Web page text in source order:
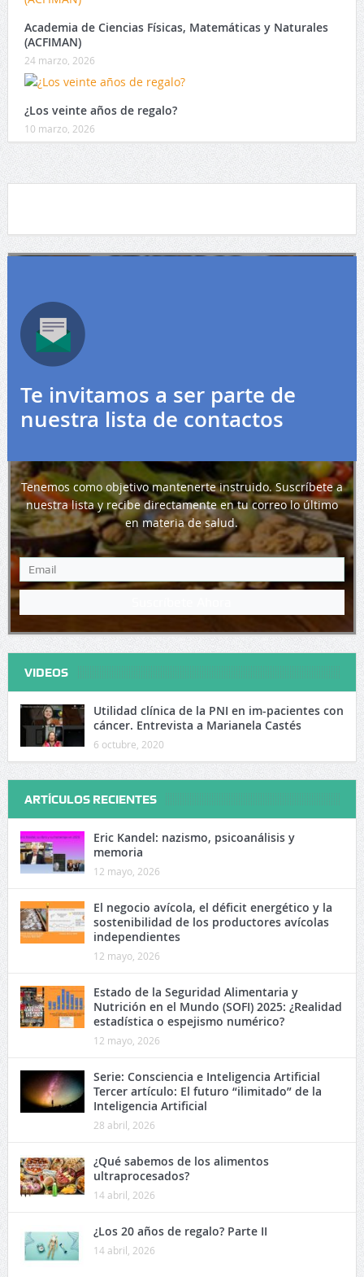
Academia de Ciencias Físicas, Matemáticas y Naturales
(ACFIMAN)
24 marzo, 2026
¿Los veinte años de regalo?
10 marzo, 2026
Te invitamos a ser parte de
nuestra lista de contactos
Tenemos como objetivo mantenerte instruido. Suscríbete a
nuestra lista y recibe directamente en tu correo lo último
en materia de salud.
VIDEOS
Utilidad clínica de la PNI en im-pacientes con
cáncer. Entrevista a Marianela Castés
6 octubre, 2020
ARTÍCULOS RECIENTES
Eric Kandel: nazismo, psicoanálisis y
memoria
12 mayo, 2026
El negocio avícola, el déficit energético y la
sostenibilidad de los productores avícolas
independientes
12 mayo, 2026
Estado de la Seguridad Alimentaria y
Nutrición en el Mundo (SOFI) 2025: ¿Realidad
estadística o espejismo numérico?
12 mayo, 2026
Serie: Consciencia e Inteligencia Artificial
Tercer artículo: El futuro “ilimitado” de la
Inteligencia Artificial
28 abril, 2026
¿Qué sabemos de los alimentos
ultraprocesados?
14 abril, 2026
¿Los 20 años de regalo? Parte II
14 abril, 2026